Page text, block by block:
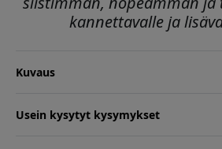
kannettavalle ja
Kuvaus
Usein kysytyt kysymykset